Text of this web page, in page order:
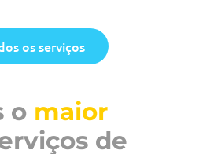
os serviços
o maior
de